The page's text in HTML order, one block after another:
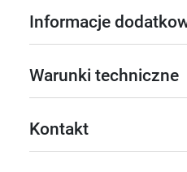
Informacje
Warunki techniczne
Kontakt